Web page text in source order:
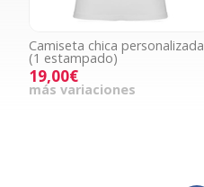
Camiseta chica personalizada
(1 estampado)
19,00€
más variaciones